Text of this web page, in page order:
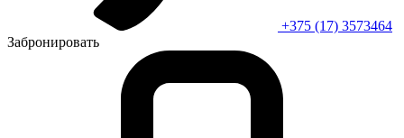
+375 (17) 3573464
Забронировать